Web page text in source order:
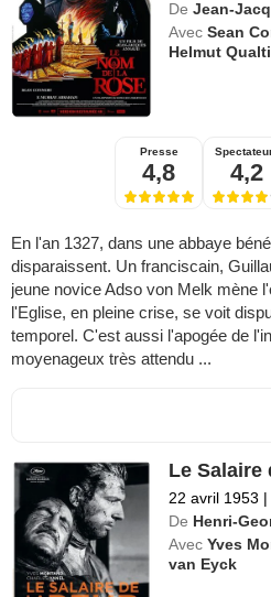
De Jean-
Avec Sean
Helmut
Presse
4,8 4,2
En l'an 1327, dans une abbaye
disparaissent. Un franciscain,
jeune novice Adso von Melk mène
l'Eglise, en pleine crise, se voit
temporel. C'est aussi l'apogée de
moyenageux très attendu ...
Le Salaire
22 avril 1953 |
De Henri-
Avec Yves
van Eyck